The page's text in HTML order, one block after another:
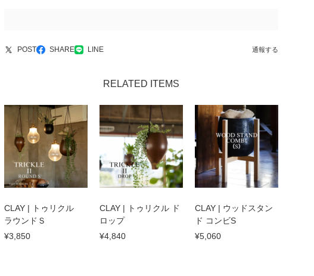
POST SHARE LINE 通報する
RELATED ITEMS
CLAY | トゥリクル
ラウンドＳ
¥3,850
CLAY | トゥリクル ド
ロップ
¥4,840
CLAY | ウッドスタン
ド コンビS
¥5,060